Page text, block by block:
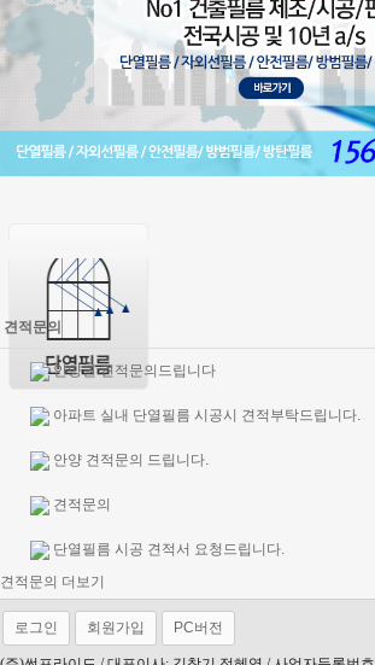
견적문의
안양권 견적문의드립니다
아파트 실내 단열필름 시공시 견적부탁드립니다.
안양 견적문의 드립니다.
견적문의
단열필름 시공 견적서 요청드립니다.
견적문의 더보기
로그인 회원가입 PC버전